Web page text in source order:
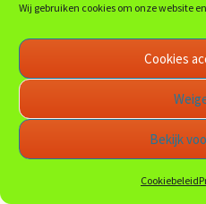
Wij gebruiken cookies om onze website
Cookies
Bekijk
Cookiebeleid